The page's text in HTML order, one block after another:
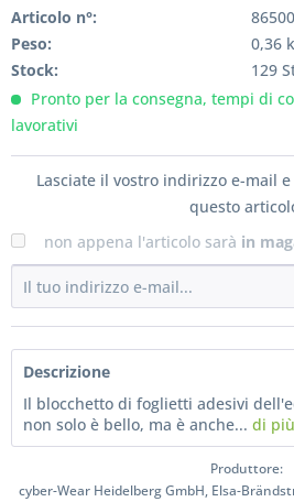
Articolo n°:
Peso:
0,36
Stock:
129
Pronto per la consegna, tempi di
lavorativi
Lasciate il vostro indirizzo e-mail
questo
non appena l'articolo sarà in
Descrizione
Il blocchetto di foglietti adesivi
non solo è bello, ma è anche... di più
Produttore:
cyber-Wear Heidelberg GmbH, Elsa-